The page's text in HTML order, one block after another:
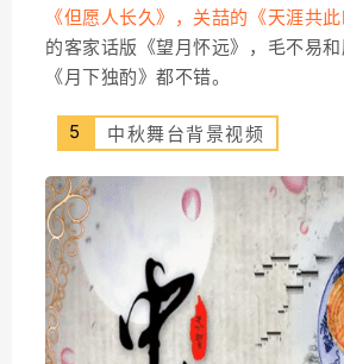
《但愿人长久》， 关喆的《天涯共此
的客家话版《望月怀远》，毛不易
《月下独酌》都不错。
5 中秋舞台背景视频